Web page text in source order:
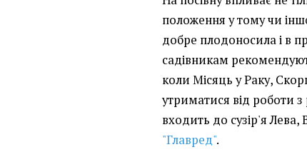
положення у тому чи
добре плодоносила і в
садівникам
коли Місяць у Раку,
утриматися від роботи
входить до сузір'я
"Главред".